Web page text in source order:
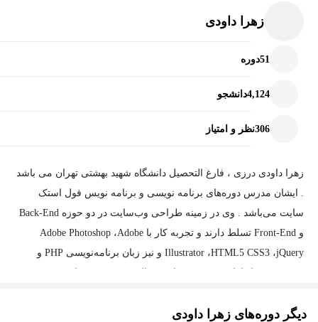
زهرا داودی
51دوره
4,124دانشجو
306نظر و امتیاز
زهرا داودی درزی ، فارغ التحصیل دانشگاه شهید بهشتی تهران می باشد
. ایشان مدرس دوره‌های برنامه نویسی و برنامه نویس فول استک
سایت می‌باشد . وی در زمینه طراحی وب‌سایت در دو حوزه Back-End
و Front-End تسلط دارند و تجربه کار با Adobe Photoshop ،Adobe
Illustrator ،HTML5 CSS3 ،jQuery و نیز زبان برنامه‌نویسی PHP و
برنامه‌نویسی Laravel بصورت فول استک، برنامه‌نویسی وردپرس،دیگر دوره‌های زهرا داودی